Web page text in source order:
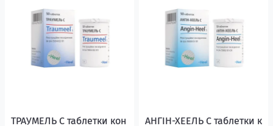
ТРАУМЕЛЬ С таблетки кон
АНГІН-ХЕЕЛЬ С таблетки к